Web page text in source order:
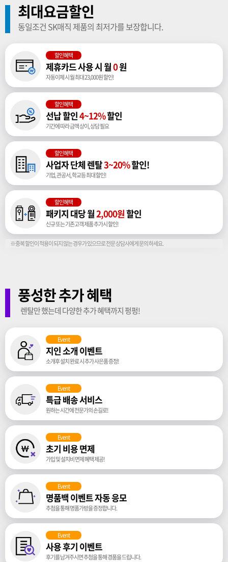
최대요금할인
동일조건 SK매직 제품의 최저가를 보장합니다.
할인혜택
제휴카드 사용 시 월0원
자동이체 시 월 최대 23,000원 할인!
할인혜택
선납 할인4~12%할인
기간에 따라 금액 상이, 상담 필요
할인혜택
사업자 단체 렌탈3~20%할인!
기업, 관공서, 학교등 최대 할인!
할인혜택
패키지 대당 월2,000원할인
신규 또는 기존고객 제품 추가시 할인!
※중복 할인이 적용이 되지 않는 경우가 있으므로 전문 상담사에게 문의 하세요.
풍성한 추가 혜택
렌탈만 했는데 다양한 추가 혜택까지 펑펑!
Event
지인 소개 이벤트
소개후 설치 완료 시 추가 사은품 증정!
Event
특급 배송 서비스
원하는 시간에 전문가의 손길로!
Event
초기 비용 면제
가입 및 설치비 면제 혜택 제공!
Event
명품백 이벤트 자동 응모
추첨을 통해 명품가방을 증정합니다.
Event
사용 후기 이벤트
후기를 남겨주시면 추첨을 통해 경품을 드립니다.